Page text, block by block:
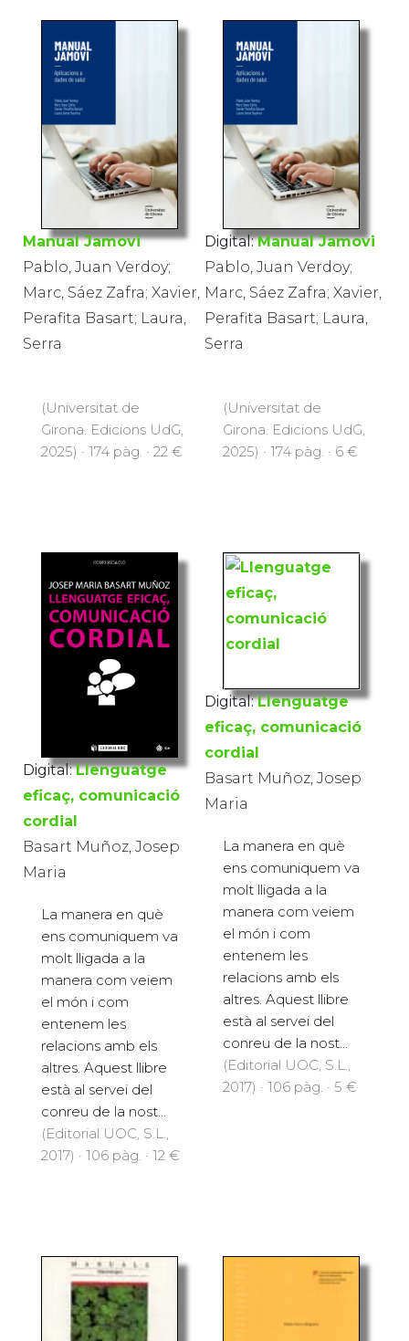
Manual Jamovi
Pablo, Juan Verdoy;
Marc, Sáez Zafra; Xavier,
Perafita Basart; Laura,
Serra
(Universitat de
Girona. Edicions UdG,
2025) · 174 pàg. · 22 €
Digital: Manual Jamovi
Pablo, Juan Verdoy;
Marc, Sáez Zafra; Xavier,
Perafita Basart; Laura,
Serra
(Universitat de
Girona. Edicions UdG,
2025) · 174 pàg. · 6 €
Digital: Llenguatge
eficaç, comunicació
cordial
Basart Muñoz, Josep
Maria
La manera en què
ens comuniquem va
molt lligada a la
manera com veiem
el món i com
entenem les
relacions amb els
altres. Aquest llibre
està al servei del
conreu de la nost...
(Editorial UOC, S.L.,
2017) · 106 pàg. · 12 €
Digital: Llenguatge
eficaç, comunicació
cordial
Basart Muñoz, Josep
Maria
La manera en què
ens comuniquem va
molt lligada a la
manera com veiem
el món i com
entenem les
relacions amb els
altres. Aquest llibre
està al servei del
conreu de la nost...
(Editorial UOC, S.L.,
2017) · 106 pàg. · 5 €